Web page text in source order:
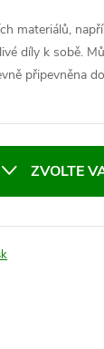
materiálů,
díly k sobě.
připevněna
ZVOLTE